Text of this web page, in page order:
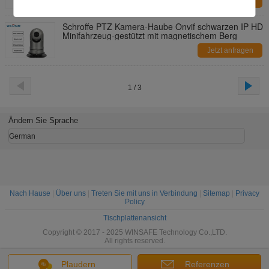
Schroffe PTZ Kamera-Haube Onvif schwarzen IP HD
Minifahrzeug-gestützt mit magnetischem Berg
Jetzt anfragen
1 / 3
Plaudern Referenzen
Ändern Sie Sprache
German
Nach Hause Über uns Treten Sie mit uns in Verbindung Sitemap
Privacy
Policy
Tischplattenansicht
Copyright © 2017 - 2025 WINSAFE Technology Co.,LTD.
All rights reserved.